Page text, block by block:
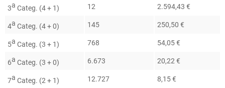
3a Categ. (4 + 1) 12 2.594,43 €
4a Categ. (4 + 0) 145 250,50 €
5a Categ. (3 + 1) 768 54,05 €
6a Categ. (3 + 0) 6.673 20,22 €
7a Categ. (2 + 1) 12.727 8,15 €